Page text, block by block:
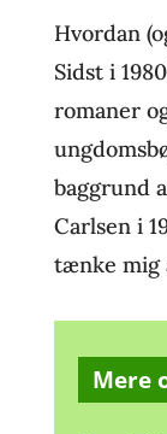
Hvordan
Sidst i
romaner
baggrund
Carlsen i
tænke mig
Mere